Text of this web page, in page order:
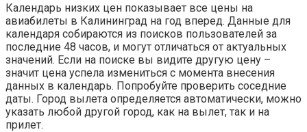
Календарь низких цен показывает все цены на
авиабилеты в Калининград на год вперед. Данные для
календаря собираются из поисков пользователей за
последние 48 часов, и могут отличаться от актуальных
значений. Если на поиске вы видите другую цену –
значит цена успела измениться с момента внесения
данных в календарь. Попробуйте проверить соседние
даты. Город вылета определяется автоматически, можно
указать любой другой город, как на вылет, так и на
прилет.